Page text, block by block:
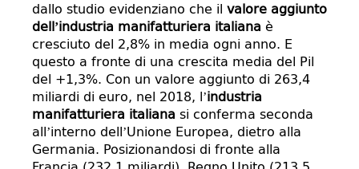
dallo studio evidenziano che il valore aggiunto
dell’industria manifatturiera italiana è
cresciuto del 2,8% in media ogni anno. E
questo a fronte di una crescita media del Pil
del +1,3%. Con un valore aggiunto di 263,4
miliardi di euro, nel 2018, l’industria
manifatturiera italiana si conferma seconda
all’interno dell’Unione Europea, dietro alla
Germania. Posizionandosi di fronte alla